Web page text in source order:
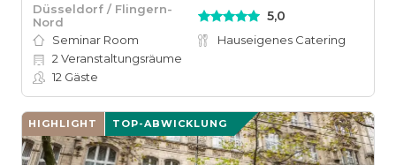
Düsseldorf / Flingern-
Nord
5,0
Seminar Room
Hauseigenes Catering
2 Veranstaltungsräume
12 Gäste
HIGHLIGHT TOP-ABWICKLUNG